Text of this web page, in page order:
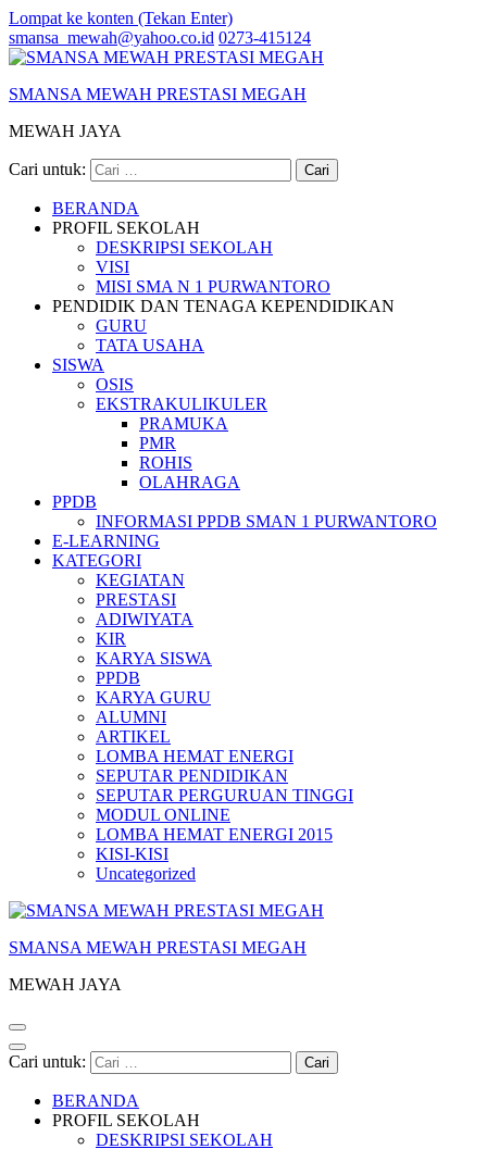
Lompat ke konten (Tekan Enter)
smansa_mewah@yahoo.co.id 0273-415124
SMANSA MEWAH PRESTASI MEGAH
MEWAH JAYA
Cari untuk:
BERANDA
PROFIL SEKOLAH
DESKRIPSI SEKOLAH
VISI
MISI SMA N 1 PURWANTORO
PENDIDIK DAN TENAGA KEPENDIDIKAN
GURU
TATA USAHA
SISWA
OSIS
EKSTRAKULIKULER
PRAMUKA
PMR
ROHIS
OLAHRAGA
PPDB
INFORMASI PPDB SMAN 1 PURWANTORO
E-LEARNING
KATEGORI
KEGIATAN
PRESTASI
ADIWIYATA
KIR
KARYA SISWA
PPDB
KARYA GURU
ALUMNI
ARTIKEL
LOMBA HEMAT ENERGI
SEPUTAR PENDIDIKAN
SEPUTAR PERGURUAN TINGGI
MODUL ONLINE
LOMBA HEMAT ENERGI 2015
KISI-KISI
Uncategorized
SMANSA MEWAH PRESTASI MEGAH
MEWAH JAYA
Cari untuk:
BERANDA
PROFIL SEKOLAH
DESKRIPSI SEKOLAH